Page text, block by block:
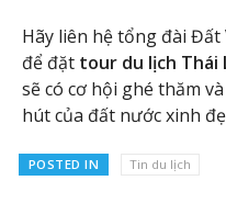
Hãy liên hệ tổng đài
để đặt tour du lịch Thái
sẽ có cơ hội ghé thăm
hút của đất nước xinh
POSTED IN Tin du lịch